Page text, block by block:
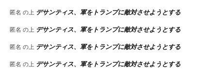
匿名 の上 デサンティス、軍をトランプに敵対させようとする
匿名 の上 デサンティス、軍をトランプに敵対させようとする
匿名 の上 デサンティス、軍をトランプに敵対させようとする
匿名 の上 デサンティス、軍をトランプに敵対させようとする